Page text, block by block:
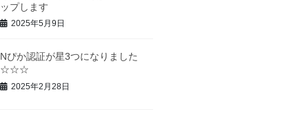
ップします
2025年5月9日
Nぴか認証が星3つになりました
☆☆☆
2025年2月28日